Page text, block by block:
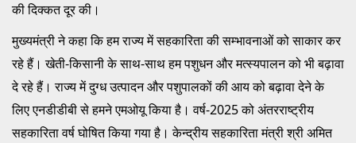
की दिक्कत दूर की।
मुख्यमंत्री ने कहा कि हम राज्य में सहकारिता की सम्भावनाओं को साकार कर
रहे हैं। खेती-किसानी के साथ-साथ हम पशुधन और मत्स्यपालन को भी बढ़ावा
दे रहे हैं। राज्य में दुग्ध उत्पादन और पशुपालकों की आय को बढ़ावा देने के
लिए एनडीडीबी से हमने एमओयू किया है। वर्ष-2025 को अंतरराष्ट्रीय
सहकारिता वर्ष घोषित किया गया है। केन्द्रीय सहकारिता मंत्री श्री अमित